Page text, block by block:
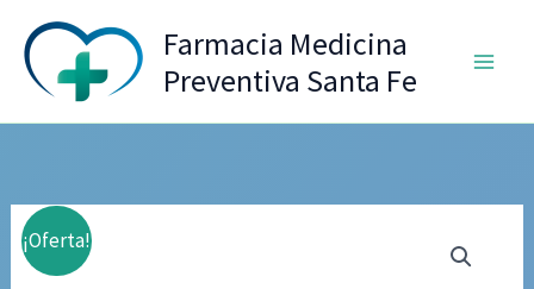
contenido
Farmacia Medicina
Preventiva Santa Fe
¡Oferta!